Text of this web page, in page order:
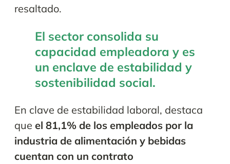
resaltado.
El sector consolida su
capacidad empleadora y es
un enclave de estabilidad y
sostenibilidad social.
En clave de estabilidad laboral, destaca
que el 81,1% de los empleados por la
industria de alimentación y bebidas
cuentan con un contrato